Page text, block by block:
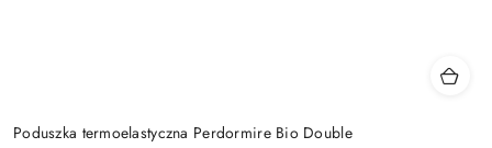
Poduszka termoelastyczna Perdormire Bio Double